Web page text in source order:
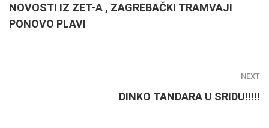
NOVOSTI IZ ZET-A , ZAGREBAČKI TRAMVAJI
PONOVO PLAVI
NEXT
DINKO TANDARA U SRIDU!!!!!